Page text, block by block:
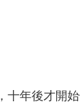
十年後才開